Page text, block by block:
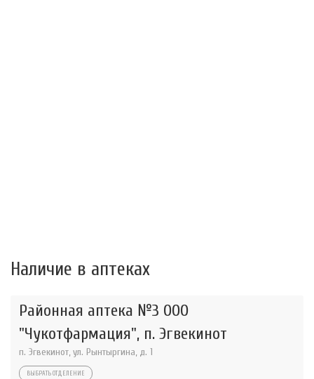
Наличие в аптеках
Районная аптека №3 ООО
"Чукотфармация", п. Эгвекинот
п. Эгвекинот, ул. Рынтыргина, д. 1
ВЫБРАТЬ ОТДЕЛЕНИЕ